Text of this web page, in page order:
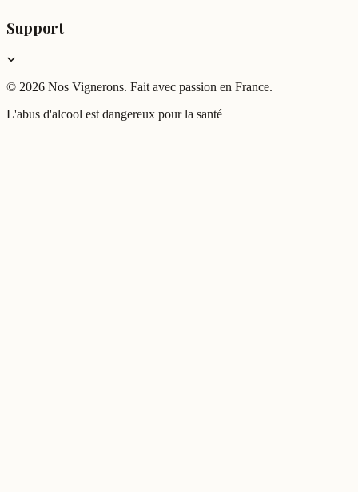
Support
© 2026 Nos Vignerons. Fait avec passion en France.
L'abus d'alcool est dangereux pour la santé